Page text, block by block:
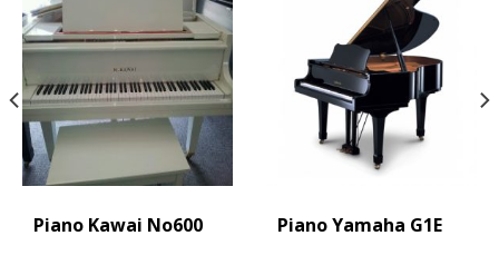
Piano Kawai No600 Piano Yamaha G1E